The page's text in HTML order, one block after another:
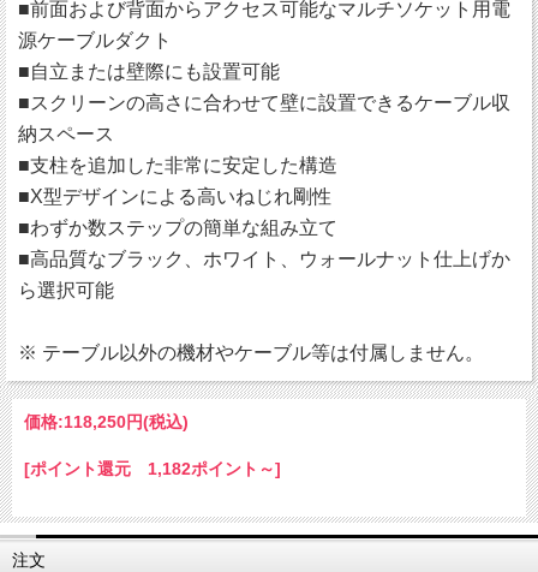
■前面および背面からアクセス可能なマルチソケット用電
源ケーブルダクト
■自立または壁際にも設置可能
■スクリーンの高さに合わせて壁に設置できるケーブル収
納スペース
■支柱を追加した非常に安定した構造
■X型デザインによる高いねじれ剛性
■わずか数ステップの簡単な組み立て
■高品質なブラック、ホワイト、ウォールナット仕上げか
ら選択可能
※ テーブル以外の機材やケーブル等は付属しません。
価格:118,250円(税込)
[ポイント還元 1,182ポイント～]
注文